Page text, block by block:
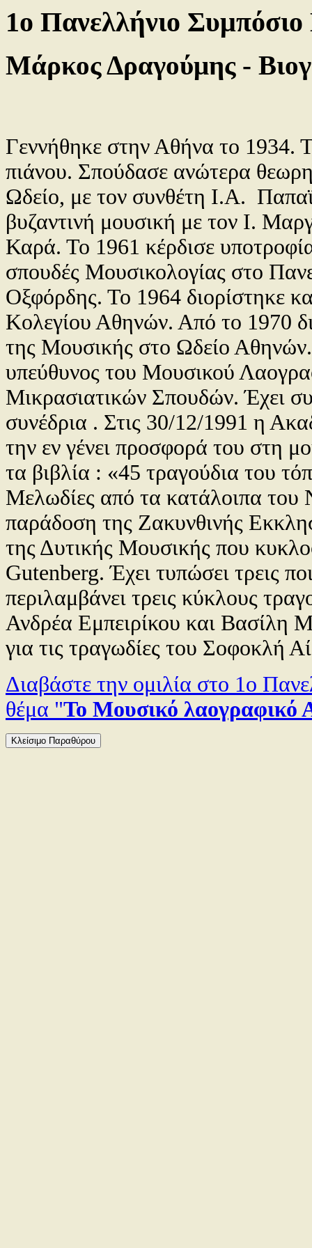
1ο Πανελλήνιο
Μάρκος Δραγούμης-
Γεννήθηκε στην Αθήνα το 1934.
πιάνου. Σπούδασε ανώτερα
Ωδείο, με τον συνθέτη Ι.Α.
βυζαντινή μουσική με τον Ι.
Καρά. Το 1961 κέρδισε
σπουδές Μουσικολογίας στο
Οξφόρδης. Το 1964 διορίστηκε
Κολεγίου Αθηνών. Από το 1970
της Μουσικής στο Ωδείο
υπεύθυνος του Μουσικού
Μικρασιατικών Σπουδών. Έχει
συνέδρια . Στις 30/12/1991 η
την εν γένει προσφορά του στη
τα βιβλία : «45 τραγούδια του
Μελωδίες από τα κατάλοιπα
παράδοση της Ζακυνθινής
της Δυτικής Μουσικής που
Gutenberg. Έχει τυπώσει τρεις
περιλαμβάνει τρεις κύκλους
Ανδρέα Εμπειρίκου και Βασίλη
για τις τραγωδίες του Σοφοκλή
Διαβάστε την ομιλία στο 1ο
θέμα "Το Μουσικό λαογραφικό